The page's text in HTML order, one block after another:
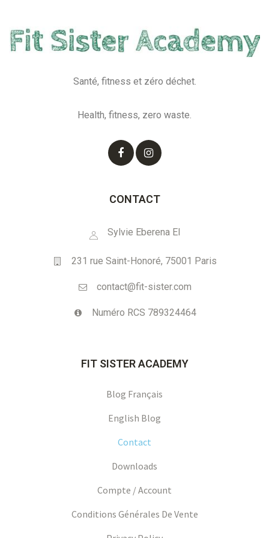
Santé, fitness et zéro déchet.
Health, fitness, zero waste.
CONTACT
Sylvie Eberena EI
231 rue Saint-Honoré, 75001 Paris
contact@fit-sister.com
Numéro RCS 789324464
FIT SISTER ACADEMY
Blog Français
English Blog
Contact
Downloads
Compte / Account
Conditions Générales De Vente